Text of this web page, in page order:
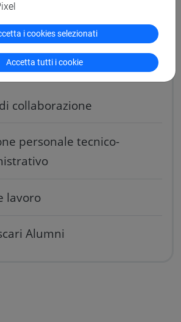
e Alumni
collaborazione
personale tecnico-
lavoro
Alumni
i cookies selezionati
Accetta tutti i cookie